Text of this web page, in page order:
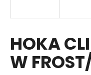
HOKA
W
í
t
?